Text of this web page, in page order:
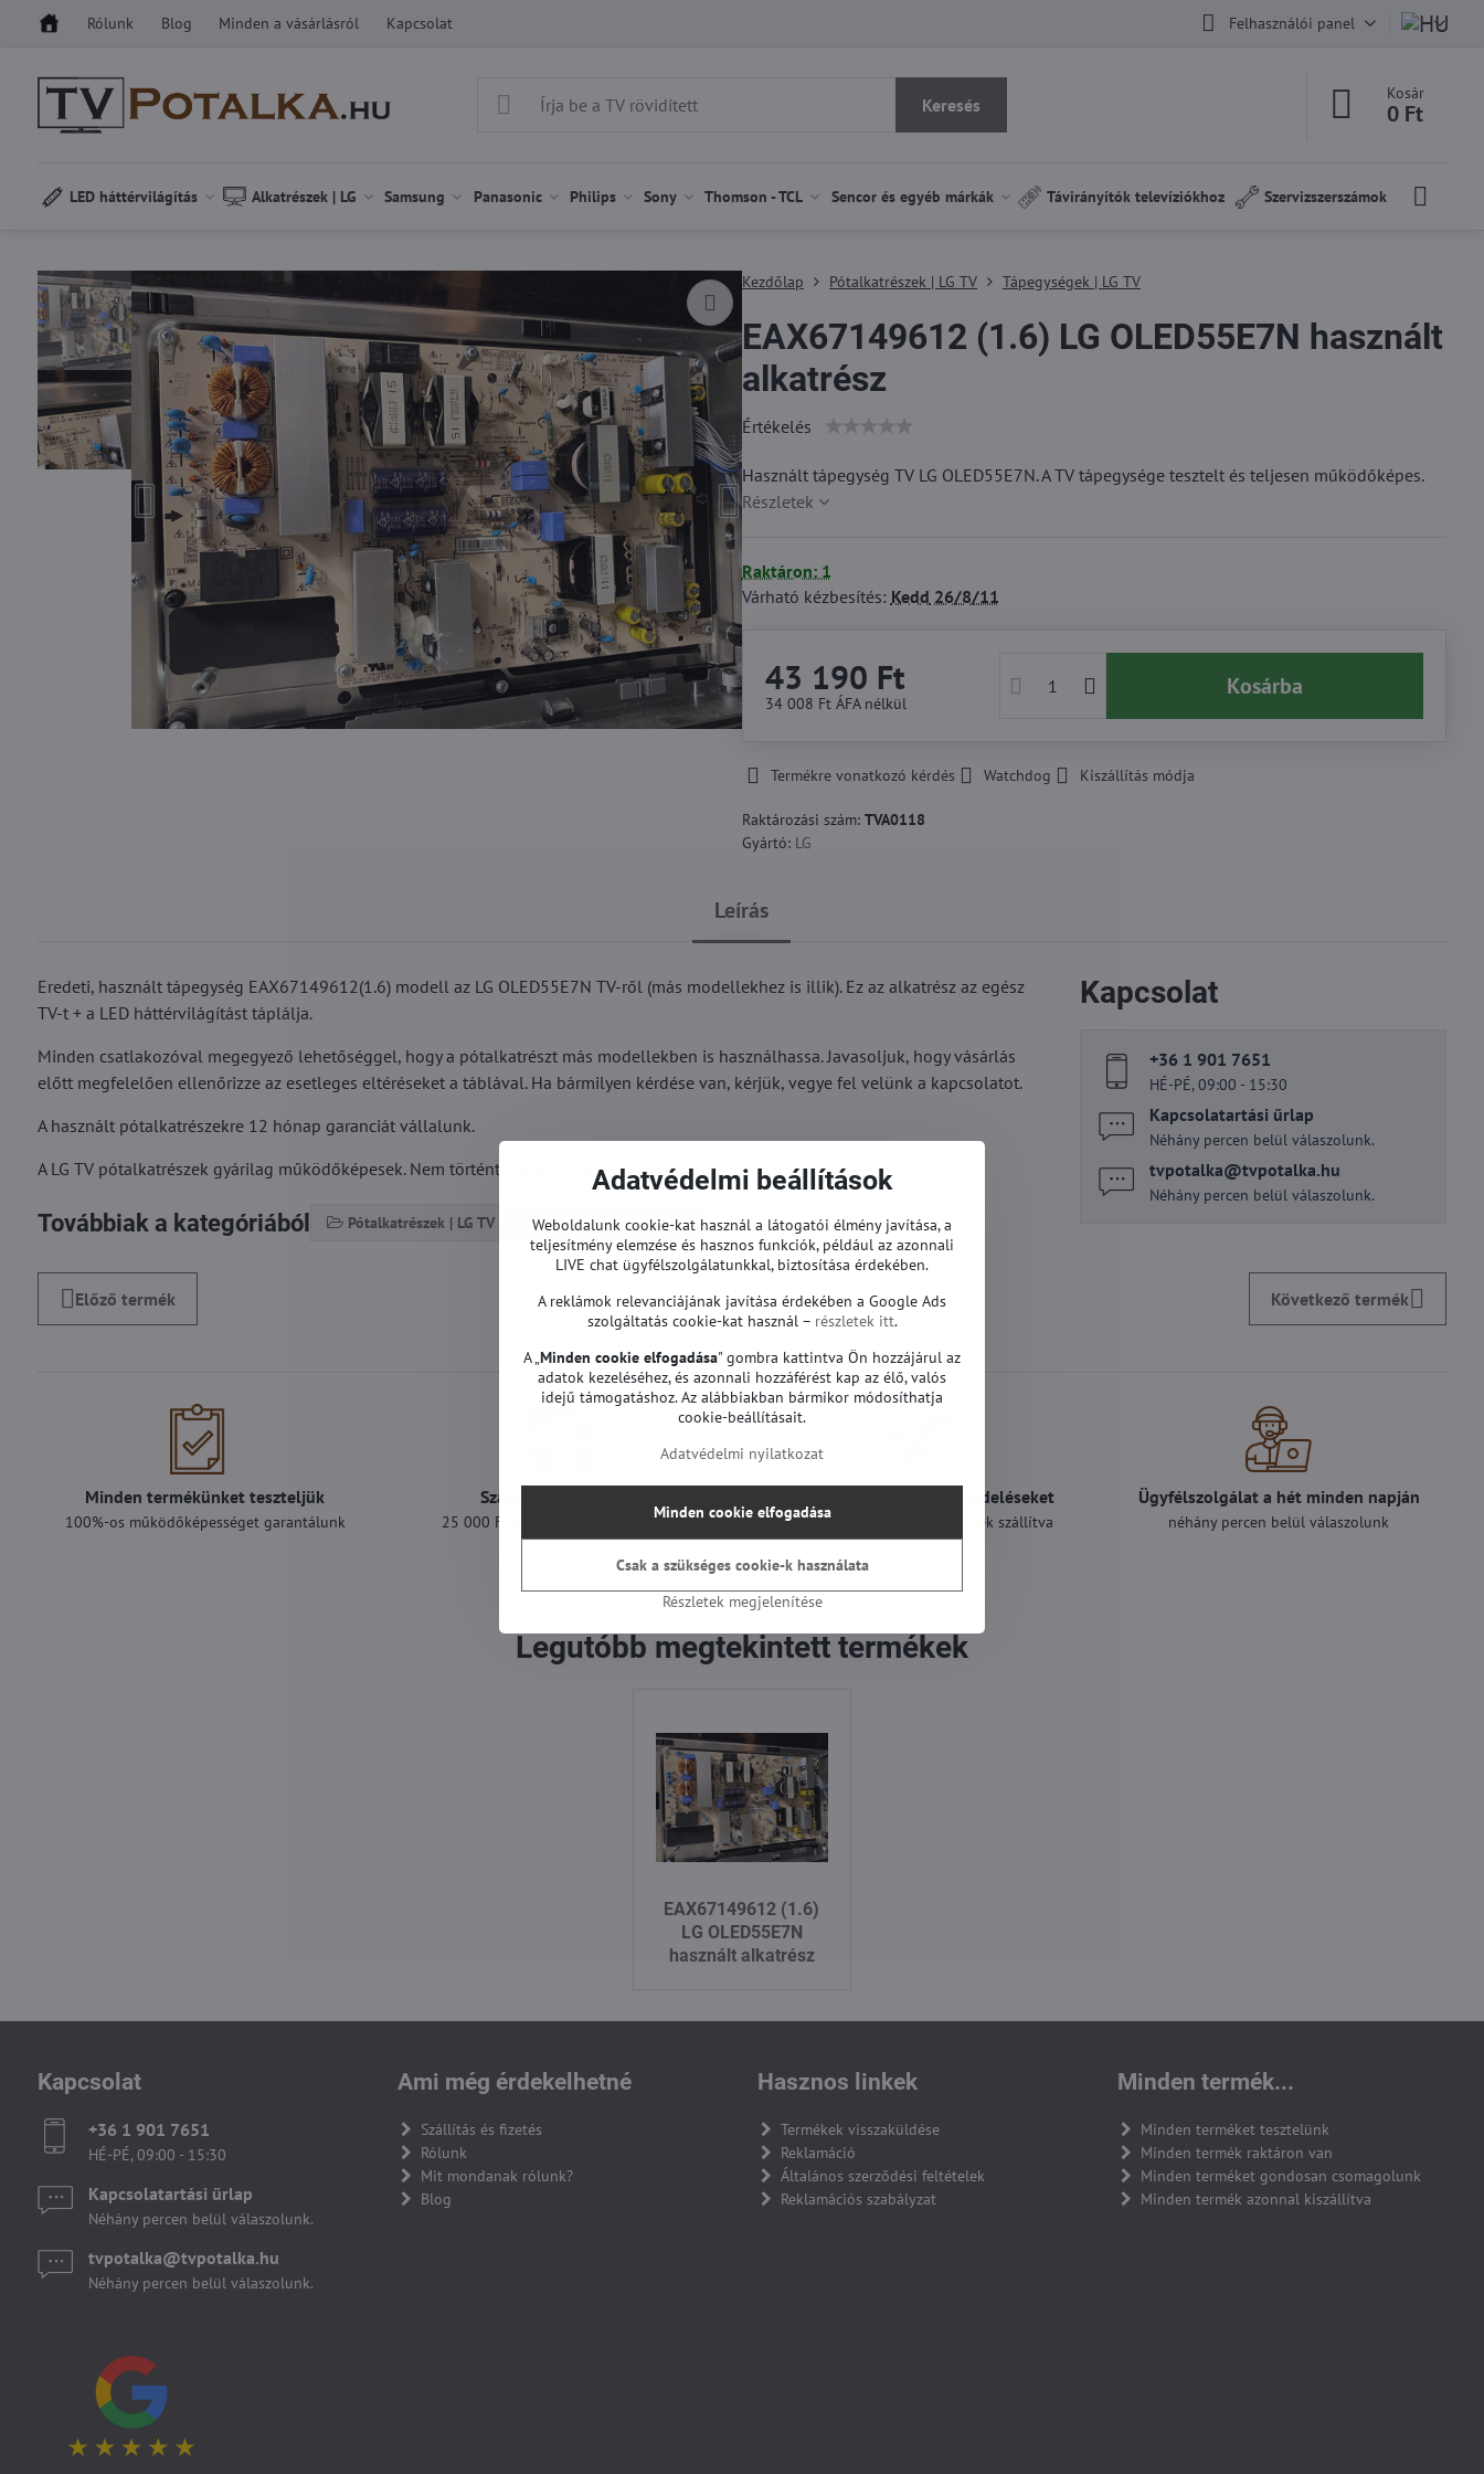
Rólunk Blog Minden a vásárlásról Kapcsolat Felhasználói panel
Keresés
Kosár
0 Ft
LED háttérvilágítás Alkatrészek | LG Samsung Panasonic Philips Sony Thomson - TCL Sencor és egyéb márkák Távirányítók televíziókhoz Szervizszerszámok
Kezdőlap Pótalkatrészek | LG TV Tápegységek | LG TV
EAX67149612 (1.6) LG OLED55E7N használt
alkatrész
Értékelés
Használt tápegység TV LG OLED55E7N. A TV tápegysége tesztelt és teljesen működőképes.
Részletek
Raktáron: 1
Várható kézbesítés: Kedd 26/8/11
43 190 Ft
34 008 Ft ÁFA nélkül
Kosárba
Termékre vonatkozó kérdés Watchdog Kiszállítás módja
Raktározási szám: TVA0118
Gyártó: LG
Leírás
Eredeti, használt tápegység EAX67149612(1.6) modell az LG OLED55E7N TV-ről (más modellekhez is illik). Ez az alkatrész az egész
TV-t + a LED háttérvilágítást táplálja.
Minden csatlakozóval megegyező lehetőséggel, hogy a pótalkatrészt más modellekben is használhassa. Javasoljuk, hogy vásárlás
előtt megfelelően ellenőrizze az esetleges eltéréseket a táblával. Ha bármilyen kérdése van, kérjük, vegye fel velünk a kapcsolatot.
A használt pótalkatrészekre 12 hónap garanciát vállalunk.
A LG TV pótalkatrészek gyárilag működőképesek. Nem történt rajtuk javítás vagy szervizelés.
Továbbiak a kategóriából Pótalkatrészek | LG TV Tápegységek | LG TV
Kapcsolat
+36 1 901 7651
HÉ-PÉ, 09:00 - 15:30
Kapcsolatartási űrlap
Néhány percen belül válaszolunk.
tvpotalka​@tvpotalka​.hu
Néhány percen belül válaszolunk.
Előző termék Következő termék
Minden termékünket teszteljük
100%-os működőképességet garantálunk
Szállítás csak 1490 Ft
25 000 Ft felett ingyenes a szállítás
A 12:00 óráig leadott rendeléseket
még a mai nap alatt ki lesznek szállítva
Ügyfélszolgálat a hét minden napján
néhány percen belül válaszolunk
Ellenőrzött vásárlói értékelések.
Legutóbb megtekintett termékek
EAX67149612 (1.6)
LG OLED55E7N
használt alkatrész
Kapcsolat
+36 1 901 7651
HÉ-PÉ, 09:00 - 15:30
Kapcsolatartási űrlap
Néhány percen belül válaszolunk.
tvpotalka​@tvpotalka​.hu
Néhány percen belül válaszolunk.
Ami még érdekelhetné
Szállítás és fizetés
Rólunk
Mit mondanak rólunk?
Blog
Hasznos linkek
Termékek visszaküldése
Reklamáció
Általános szerződési feltételek
Reklamációs szabályzat
Minden termék...
Minden terméket tesztelünk
Minden termék raktáron van
Minden terméket gondosan csomagolunk
Minden termék azonnal kiszállítva
Adatvédelmi beállítások
Weboldalunk cookie-kat használ a látogatói élmény javítása, a
teljesítmény elemzése és hasznos funkciók, például az azonnali
LIVE chat ügyfélszolgálatunkkal, biztosítása érdekében.
A reklámok relevanciájának javítása érdekében a Google Ads
szolgáltatás cookie-kat használ – részletek itt.
A „ Minden cookie elfogadása" gombra kattintva Ön hozzájárul az
adatok kezeléséhez, és azonnali hozzáférést kap az élő, valós
idejű támogatáshoz. Az alábbiakban bármikor módosíthatja
cookie-beállításait.
Adatvédelmi nyilatkozat
Részletek megjelenítése
Minden cookie elfogadása
Csak a szükséges cookie-k használata